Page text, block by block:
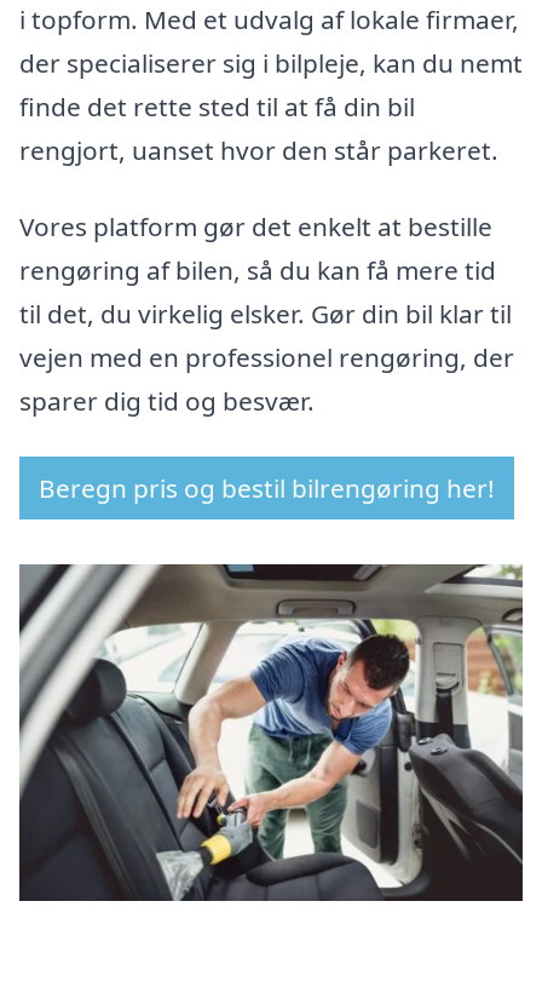
i topform. Med et udvalg af lokale firmaer,
der specialiserer sig i bilpleje, kan du nemt
finde det rette sted til at få din bil
rengjort, uanset hvor den står parkeret.
Vores platform gør det enkelt at bestille
rengøring af bilen, så du kan få mere tid
til det, du virkelig elsker. Gør din bil klar til
vejen med en professionel rengøring, der
sparer dig tid og besvær.
Beregn pris og bestil bilrengøring her!